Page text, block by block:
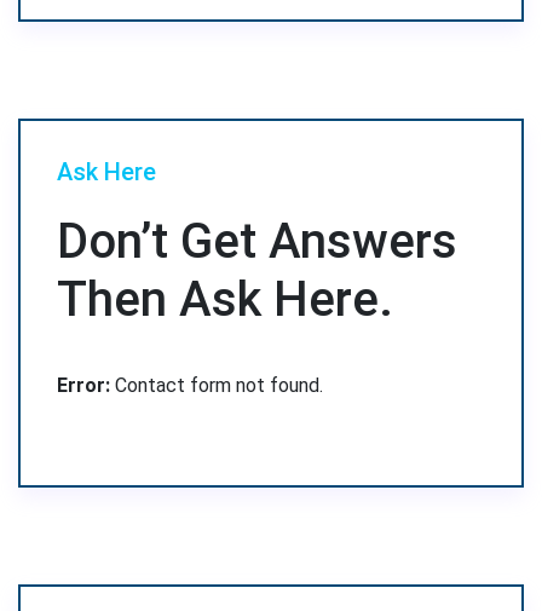
Ask Here
Don’t Get Answers
Then Ask Here.
Error: Contact form not found.